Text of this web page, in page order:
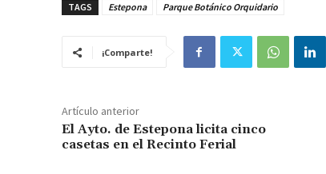
TAGS Estepona Parque Botánico Orquidario
¡Comparte!
Artículo anterior
El Ayto. de Estepona licita cinco
casetas en el Recinto Ferial